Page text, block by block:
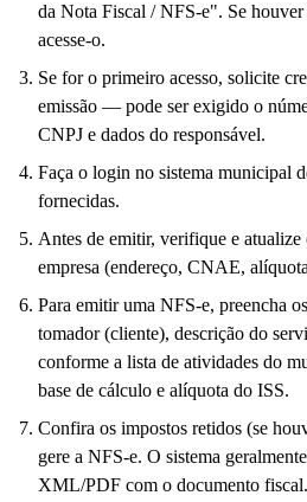
da Nota Fiscal / NFS-e". Se
acesse-o.
Se for o primeiro acesso, solicite
emissão — pode ser exigido o
CNPJ e dados do responsável.
Faça o login no sistema municipal
fornecidas.
Antes de emitir, verifique e atualize
empresa (endereço, CNAE,
Para emitir uma NFS-e, preencha
tomador (cliente), descrição do
conforme a lista de atividades do
base de cálculo e alíquota do ISS.
Confira os impostos retidos (se
gere a NFS-e. O sistema
XML/PDF com o documento fiscal.